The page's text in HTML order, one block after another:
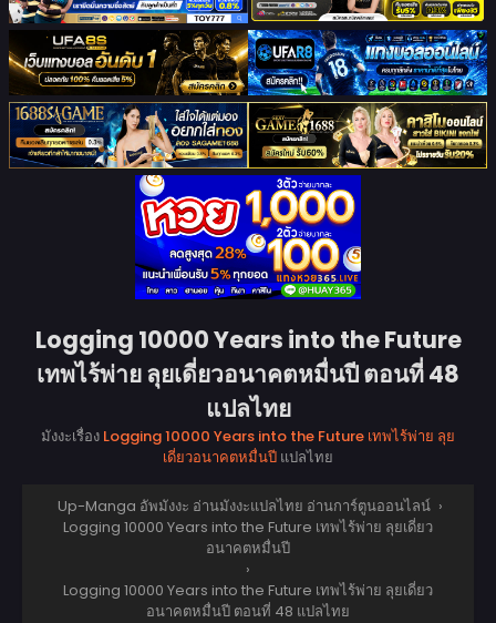
Logging 10000 Years into the Future
เทพไร้พ่าย ลุยเดี่ยวอนาคตหมื่นปี ตอนที่ 48
แปลไทย
มังงะเรื่อง Logging 10000 Years into the Future เทพไร้พ่าย ลุย
เดี่ยวอนาคตหมื่นปี แปลไทย
Up-Manga อัพมังงะ อ่านมังงะแปลไทย อ่านการ์ตูนออนไลน์ ›
Logging 10000 Years into the Future เทพไร้พ่าย ลุยเดี่ยว
อนาคตหมื่นปี
›
Logging 10000 Years into the Future เทพไร้พ่าย ลุยเดี่ยว
อนาคตหมื่นปี ตอนที่ 48 แปลไทย